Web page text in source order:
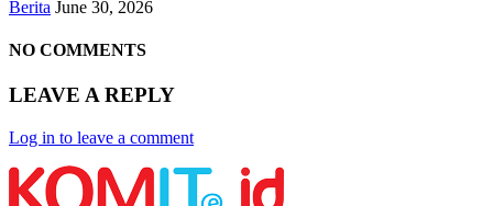
Berita June 30, 2026
NO COMMENTS
LEAVE A REPLY
Log in to leave a comment